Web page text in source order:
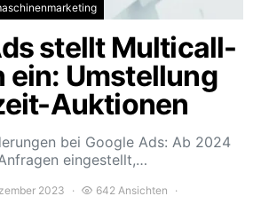
stellt Multicall-
ein: Umstellung
Auktionen
bei Google Ads: Ab 2024
eingestellt,…
2023
642 Ansichten